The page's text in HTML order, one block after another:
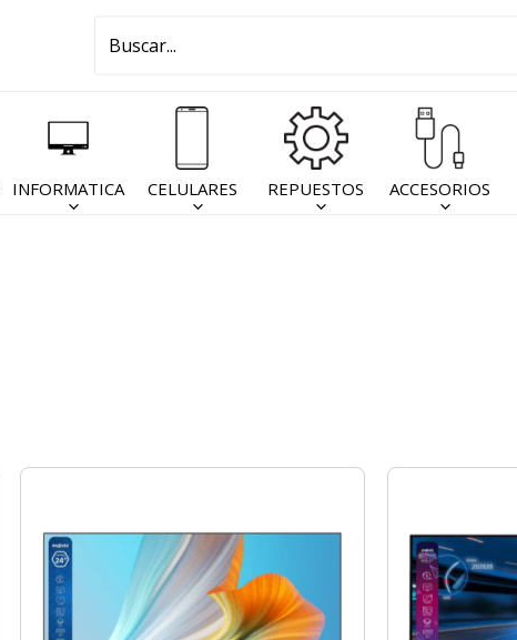
por:
INFORMATICA CELULARES REPUESTOS ACCESORIOS